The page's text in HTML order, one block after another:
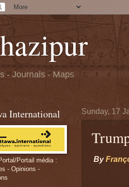
- Journals - Maps
Sunday, 17
By
International
Portail média :
- Opinions -